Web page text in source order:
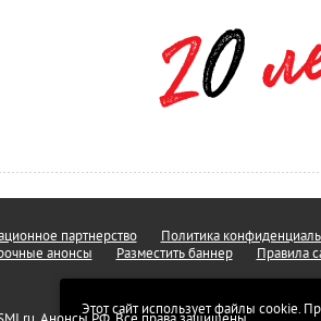
Этот сайт использует файлы cookie.
партнерство Политика
анонсы Разместить баннер Правила